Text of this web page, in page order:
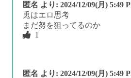
匿名 より: 2024/12/09(月) 5:49
兎はエロ思考
まだ努を狙ってるのか
1
匿名 より: 2024/12/09(月) 5:49